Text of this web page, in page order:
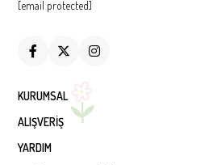
[email protected]
KURUMSAL
ALIŞVERİŞ
YARDIM